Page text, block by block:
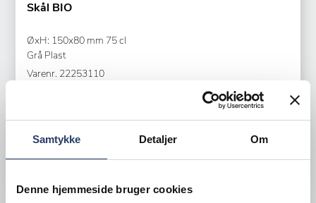
Samtykke Detaljer Om
Denne hjemmeside bruger cookies
Skål BIO
ØxH: 150x80 mm 75 cl
Grå Plast
Varenr. 22253110
19,50 DKK /productUnit
LÆG I KURV